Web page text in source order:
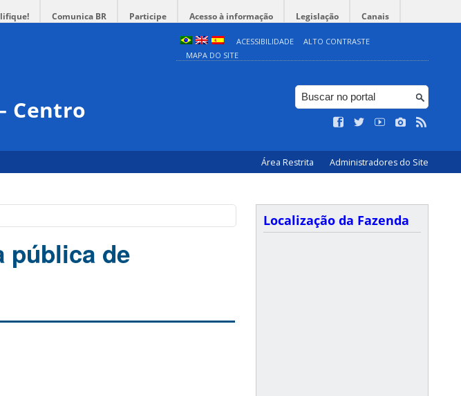
Comunica BR Participe Acesso à informação Legislação Canais
ACESSIBILIDADE
ALTO CONTRASTE
MAPA DO SITE
Centro
Área Restrita Administradores do Site
pública de
Localização da Fazenda